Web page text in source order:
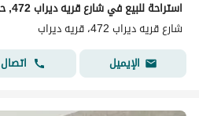
شارع قريه ديراب 472، قريه ديراب
الإيميل
اتصال